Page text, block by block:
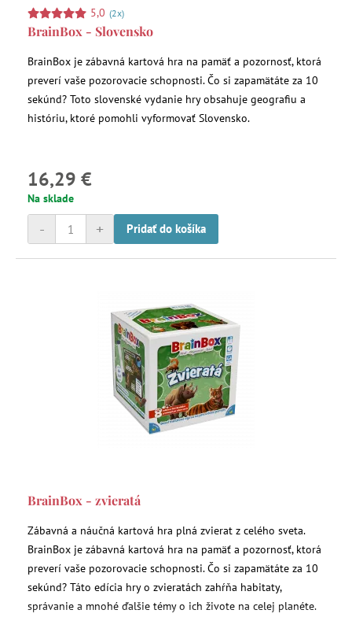
5,0 (2x)
BrainBox - Slovensko
BrainBox je zábavná kartová hra na pamäť a pozornosť, ktorá
preverí vaše pozorovacie schopnosti. Čo si zapamätáte za 10
sekúnd? Toto slovenské vydanie hry obsahuje geografiu a
históriu, ktoré pomohli vyformovať Slovensko.
16,29 €
Na sklade
+
- Pridať do košíka
BrainBox - zvieratá
Zábavná a náučná kartová hra plná zvierat z celého sveta.
BrainBox je zábavná kartová hra na pamäť a pozornosť, ktorá
preverí vaše pozorovacie schopnosti. Čo si zapamätáte za 10
sekúnd? Táto edícia hry o zvieratách zahŕňa habitaty,
správanie a mnohé ďalšie témy o ich živote na celej planéte.